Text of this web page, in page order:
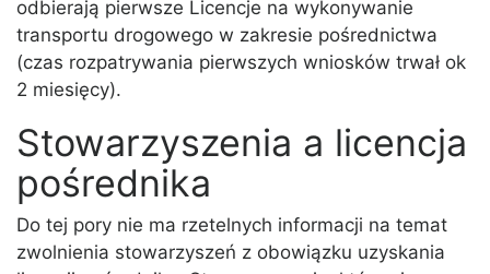
odbierają pierwsze Licencje na wykonywanie
transportu drogowego w zakresie pośrednictwa
(czas rozpatrywania pierwszych wniosków trwał ok
2 miesięcy).
Stowarzyszenia a licencja
pośrednika
Do tej pory nie ma rzetelnych informacji na temat
zwolnienia stowarzyszeń z obowiązku uzyskania